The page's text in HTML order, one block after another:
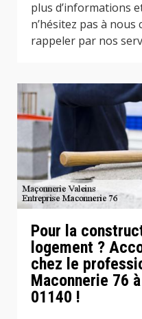
plus d’informations
n’hésitez pas à
rappeler par nos
Pour la
logement ?
chez le
Maconnerie 76
01140 !